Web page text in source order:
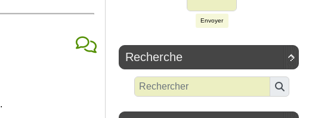
Envoyer

Recherche